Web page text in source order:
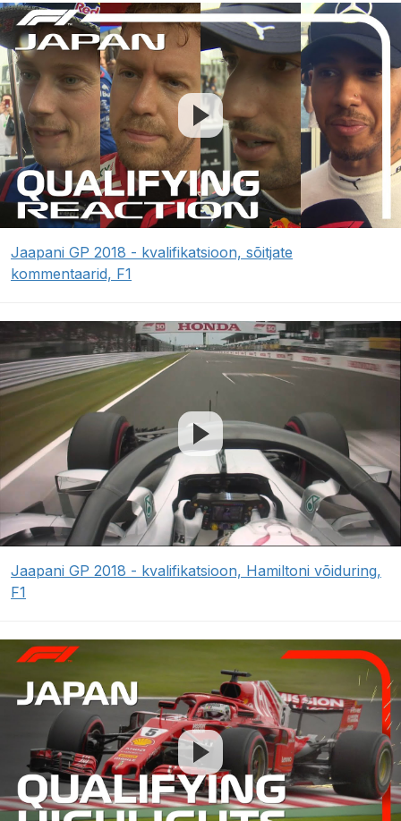
Jaapani GP 2018 - kvalifikatsioon, sõitjate
kommentaarid, F1
Jaapani GP 2018 - kvalifikatsioon, Hamiltoni võiduring,
F1